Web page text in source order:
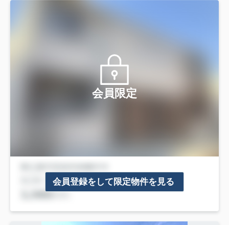
会員限定
会員登録をして限定物件を見る